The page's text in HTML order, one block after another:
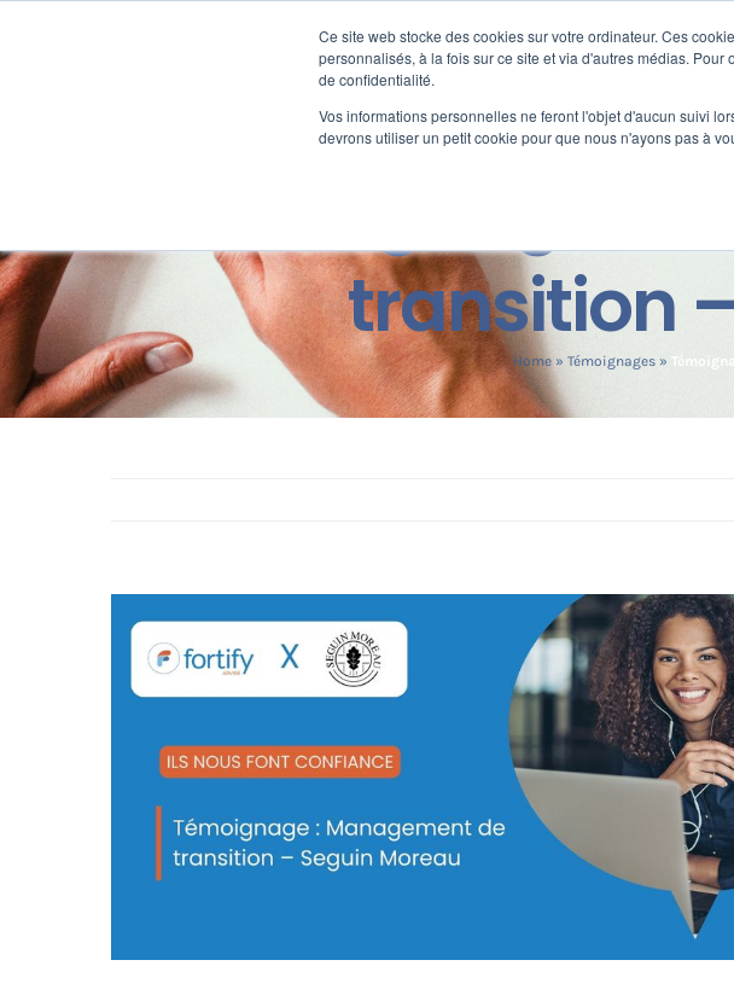
Ce site web stocke des cookies sur votre ordinateur. Ces
personnalisés, à la fois sur ce site et via d'autres médias.
de confidentialité.
Vos informations personnelles ne feront l'objet d'aucun suivi
devrons utiliser un petit cookie pour que nous n'ayons pas à
Nos offres Formation
Témoignage
transition
Home » Témoignages »
l'image
agrandie